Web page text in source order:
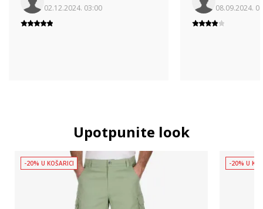
02.12.2024. 03:00 08.09.2024.
Upotpunite look
-20% U KOŠARICI -20% U